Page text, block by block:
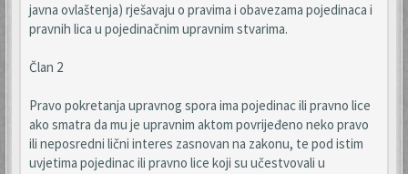
javna ovlaštenja) rješavaju o pravima i obavezama pojedinaca i
pravnih lica u pojedinačnim upravnim stvarima.
Član 2
Pravo pokretanja upravnog spora ima pojedinac ili pravno lice
ako smatra da mu je upravnim aktom povrijeđeno neko pravo
ili neposredni lični interes zasnovan na zakonu, te pod istim
uvjetima pojedinac ili pravno lice koji su učestvovali u